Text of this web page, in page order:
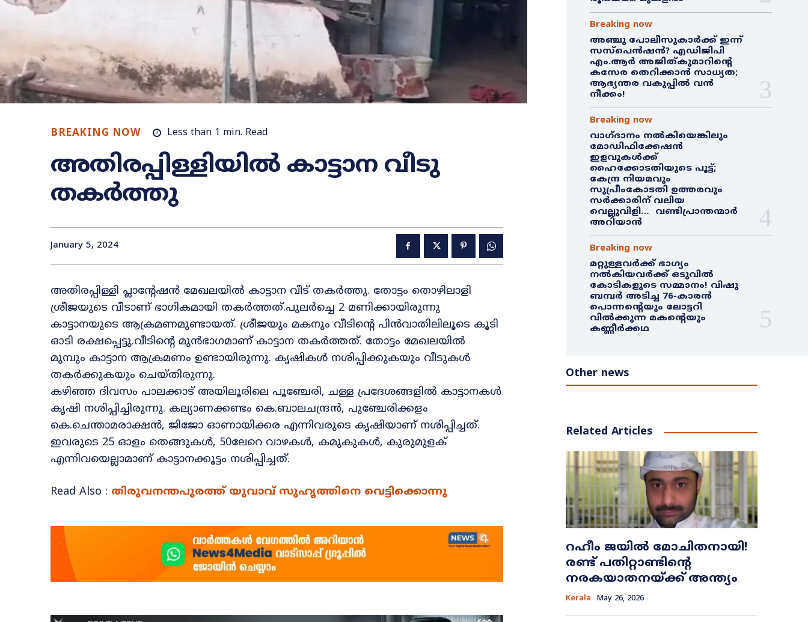
BREAKING NOW Less than 1 min. Read
അതിരപ്പിള്ളിയിൽ കാട്ടാന വീടു
തകർത്തു
January 5, 2024
അതിരപ്പിള്ളി പ്ലാന്റേഷൻ മേഖലയിൽ കാട്ടാന വീട് തകർത്തു. തോട്ടം തൊഴിലാളി
ശ്രീജയുടെ വീടാണ് ഭാഗികമായി തകർത്തത്.പുലർച്ചെ 2 മണിക്കായിരുന്നു
കാട്ടാനയുടെ ആക്രമണമുണ്ടായത്. ശ്രീജയും മകനും വീടിന്റെ പിൻവാതിലിലൂടെ കൂടി
ഓടി രക്ഷപ്പെട്ടു.വീടിൻ്റെ മുൻഭാഗമാണ് കാട്ടാന തകർത്തത്. തോട്ടം മേഖലയിൽ
മുമ്പും കാട്ടാന ആക്രമണം ഉണ്ടായിരുന്നു. കൃഷികൾ നശിപ്പിക്കുകയും വീടുകൾ
തകർക്കുകയും ചെയ്തിരുന്നു.
കഴിഞ്ഞ ദിവസം പാലക്കാട് അയിലൂരിലെ പൂഞ്ചേരി, ചള്ള പ്രദേശങ്ങളിൽ കാട്ടാനകൾ
കൃഷി നശിപ്പിച്ചിരുന്നു. കല്യാണക്കണ്ടം കെ.ബാലചന്ദ്രൻ, പുഞ്ചേരിക്കളം
കെ.ചെന്താമരാക്ഷൻ, ജിജോ ഓണായിക്കര എന്നിവരുടെ കൃഷിയാണ് നശിപ്പിച്ചത്.
ഇവരുടെ 25 ഓളം തെങ്ങുകൾ, 50ലേറെ വാഴകൾ, കമുകുകൾ, കുരുമുളക്
എന്നിവയെല്ലാമാണ് കാട്ടാനക്കൂട്ടം നശിപ്പിച്ചത്.
Read Also : തിരുവനന്തപുരത്ത് യുവാവ് സുഹൃത്തിനെ വെട്ടിക്കൊന്നു
Breaking now
അഞ്ചു പോലീസുകാർക്ക് ഇന്ന്
സസ്‌പെൻഷൻ? എഡിജിപി
എം.ആർ അജിത്കുമാറിൻ്റെ
കസേര തെറിക്കാൻ സാധ്യത;
ആഭ്യന്തര വകുപ്പിൽ വൻ
നീക്കം!
Breaking now
വാഗ്ദാനം നൽകിയെങ്കിലും
മോഡിഫിക്കേഷൻ
ഇളവുകൾക്ക്
ഹൈക്കോടതിയുടെ പൂട്ട്;
കേന്ദ്ര നിയമവും
സുപ്രീംകോടതി ഉത്തരവും
സർക്കാരിന് വലിയ
വെല്ലുവിളി… വണ്ടിപ്രാന്തന്മാർ
അറിയാൻ
Breaking now
മറ്റുള്ളവർക്ക് ഭാഗ്യം
നൽകിയവർക്ക് ഒടുവിൽ
കോടികളുടെ സമ്മാനം! വിഷു
ബമ്പർ അടിച്ച 76-കാരൻ
പൊന്നന്റെയും ലോട്ടറി
വിൽക്കുന്ന മകന്റെയും
കണ്ണീർക്കഥ
Other news
Related Articles
റഹീം ജയിൽ മോചിതനായി!
രണ്ട് പതിറ്റാണ്ടിന്റെ
നരകയാതനയ്ക്ക് അന്ത്യം
Kerala May 26, 2026